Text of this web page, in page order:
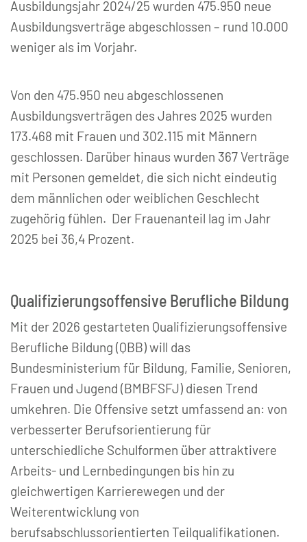
Ausbildungsjahr 2024/25 wurden 475.950 neue
Ausbildungsverträge abgeschlossen – rund 10.000
weniger als im Vorjahr.
Von den 475.950 neu abgeschlossenen
Ausbildungsverträgen des Jahres 2025 wurden
173.468 mit Frauen und 302.115 mit Männern
geschlossen. Darüber hinaus wurden 367 Verträge
mit Personen gemeldet, die sich nicht eindeutig
dem männlichen oder weiblichen Geschlecht
zugehörig fühlen. Der Frauenanteil lag im Jahr
2025 bei 36,4 Prozent.
Qualifizierungsoffensive Berufliche Bildung
Mit der 2026 gestarteten Qualifizierungsoffensive
Berufliche Bildung (QBB) will das
Bundesministerium für Bildung, Familie, Senioren,
Frauen und Jugend (BMBFSFJ) diesen Trend
umkehren. Die Offensive setzt umfassend an: von
verbesserter Berufsorientierung für
unterschiedliche Schulformen über attraktivere
Arbeits- und Lernbedingungen bis hin zu
gleichwertigen Karrierewegen und der
Weiterentwicklung von
berufsabschlussorientierten Teilqualifikationen.